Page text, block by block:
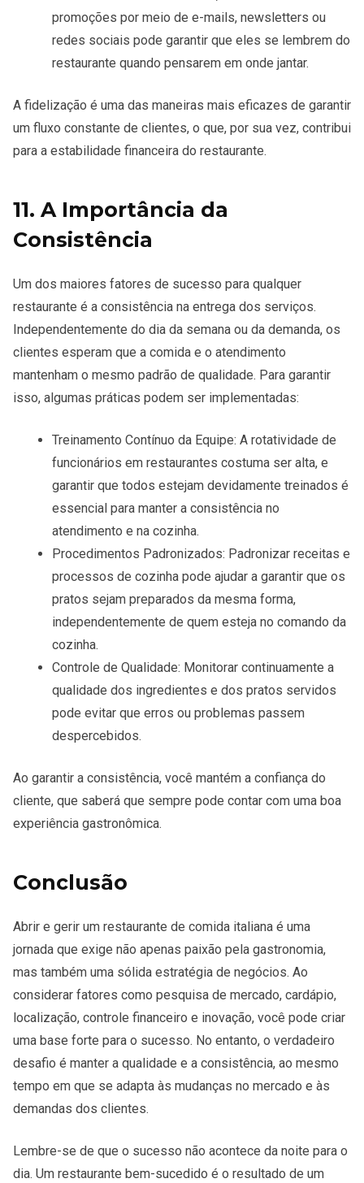
promoções por meio de e-mails, newsletters ou
redes sociais pode garantir que eles se lembrem do
restaurante quando pensarem em onde jantar.
A fidelização é uma das maneiras mais eficazes de garantir
um fluxo constante de clientes, o que, por sua vez, contribui
para a estabilidade financeira do restaurante.
11. A Importância da
Consistência
Um dos maiores fatores de sucesso para qualquer
restaurante é a consistência na entrega dos serviços.
Independentemente do dia da semana ou da demanda, os
clientes esperam que a comida e o atendimento
mantenham o mesmo padrão de qualidade. Para garantir
isso, algumas práticas podem ser implementadas:
Treinamento Contínuo da Equipe: A rotatividade de
funcionários em restaurantes costuma ser alta, e
garantir que todos estejam devidamente treinados é
essencial para manter a consistência no
atendimento e na cozinha.
Procedimentos Padronizados: Padronizar receitas e
processos de cozinha pode ajudar a garantir que os
pratos sejam preparados da mesma forma,
independentemente de quem esteja no comando da
cozinha.
Controle de Qualidade: Monitorar continuamente a
qualidade dos ingredientes e dos pratos servidos
pode evitar que erros ou problemas passem
despercebidos.
Ao garantir a consistência, você mantém a confiança do
cliente, que saberá que sempre pode contar com uma boa
experiência gastronômica.
Conclusão
Abrir e gerir um restaurante de comida italiana é uma
jornada que exige não apenas paixão pela gastronomia,
mas também uma sólida estratégia de negócios. Ao
considerar fatores como pesquisa de mercado, cardápio,
localização, controle financeiro e inovação, você pode criar
uma base forte para o sucesso. No entanto, o verdadeiro
desafio é manter a qualidade e a consistência, ao mesmo
tempo em que se adapta às mudanças no mercado e às
demandas dos clientes.
Lembre-se de que o sucesso não acontece da noite para o
dia. Um restaurante bem-sucedido é o resultado de um